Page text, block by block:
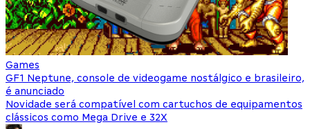
Games
GF1 Neptune, console de videogame nostálgico e brasileiro,
é anunciado
Novidade será compatível com cartuchos de equipamentos
clássicos como Mega Drive e 32X